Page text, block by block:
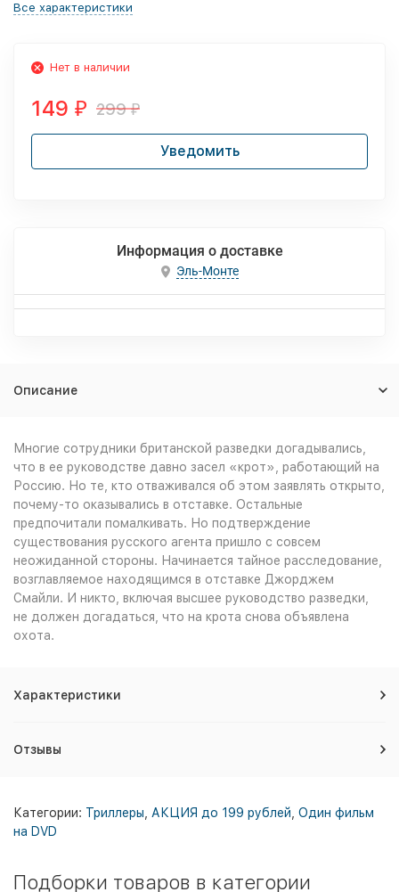
Все характеристики
Нет в наличии
149 ₽ 299₽
Уведомить
Информация о доставке
Эль-Монте
Описание
Многие сотрудники британской разведки догадывались,
что в ее руководстве давно засел «крот», работающий на
Россию. Но те, кто отваживался об этом заявлять открыто,
почему-то оказывались в отставке. Остальные
предпочитали помалкивать. Но подтверждение
существования русского агента пришло с совсем
неожиданной стороны. Начинается тайное расследование,
возглавляемое находящимся в отставке Джорджем
Смайли. И никто, включая высшее руководство разведки,
не должен догадаться, что на крота снова объявлена
охота.
Характеристики
Отзывы
Категории: Триллеры АКЦИЯ до 199 рублей Один фильм
на DVD
Подборки товаров в категории